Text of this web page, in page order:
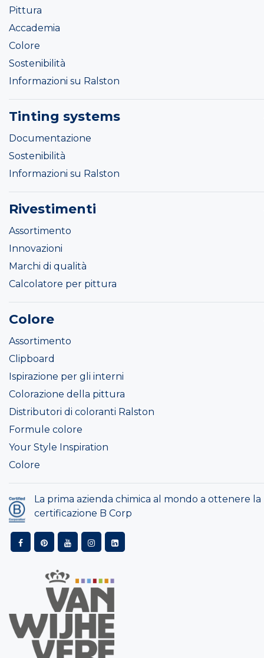
Pittura
Accademia
Colore
Sostenibilità
Informazioni su Ralston
Tinting systems
Documentazione
Sostenibilità
Informazioni su Ralston
Rivestimenti
Assortimento
Innovazioni
Marchi di qualità
Calcolatore per pittura
Colore
Assortimento
Clipboard
Ispirazione per gli interni
Colorazione della pittura
Distributori di coloranti Ralston
Formule colore
Your Style Inspiration
Colore
La prima azienda chimica al mondo a ottenere la
certificazione B Corp